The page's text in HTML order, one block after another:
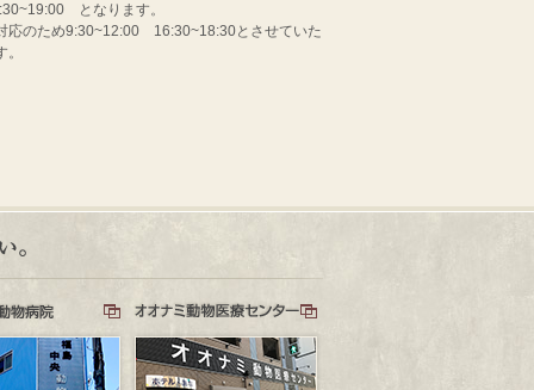
となります。
応のため9:30~12:00 16:30~18:30とさせていた